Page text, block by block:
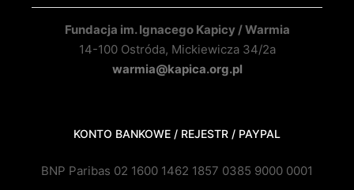
Fundacja im. Ignacego Kapicy / Warmia
14-100 Ostróda, Mickiewicza 34/2a
warmia@kapica.org.pl
KONTO BANKOWE / REJESTR / PAYPAL
BNP Paribas 02 1600 1462 1857 0385 9000 0001